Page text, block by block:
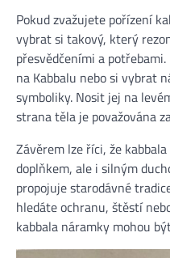
Pokud zvažujete pořízení
vybrat si takový, který
přesvědčeními a
na Kabbalu nebo si vybrat
symboliky. Nosit jej na
strana těla je považována
Závěrem lze říci, že
doplňkem, ale i silným
propojuje starodávné
hledáte ochranu, štěstí
kabbala náramky mohou